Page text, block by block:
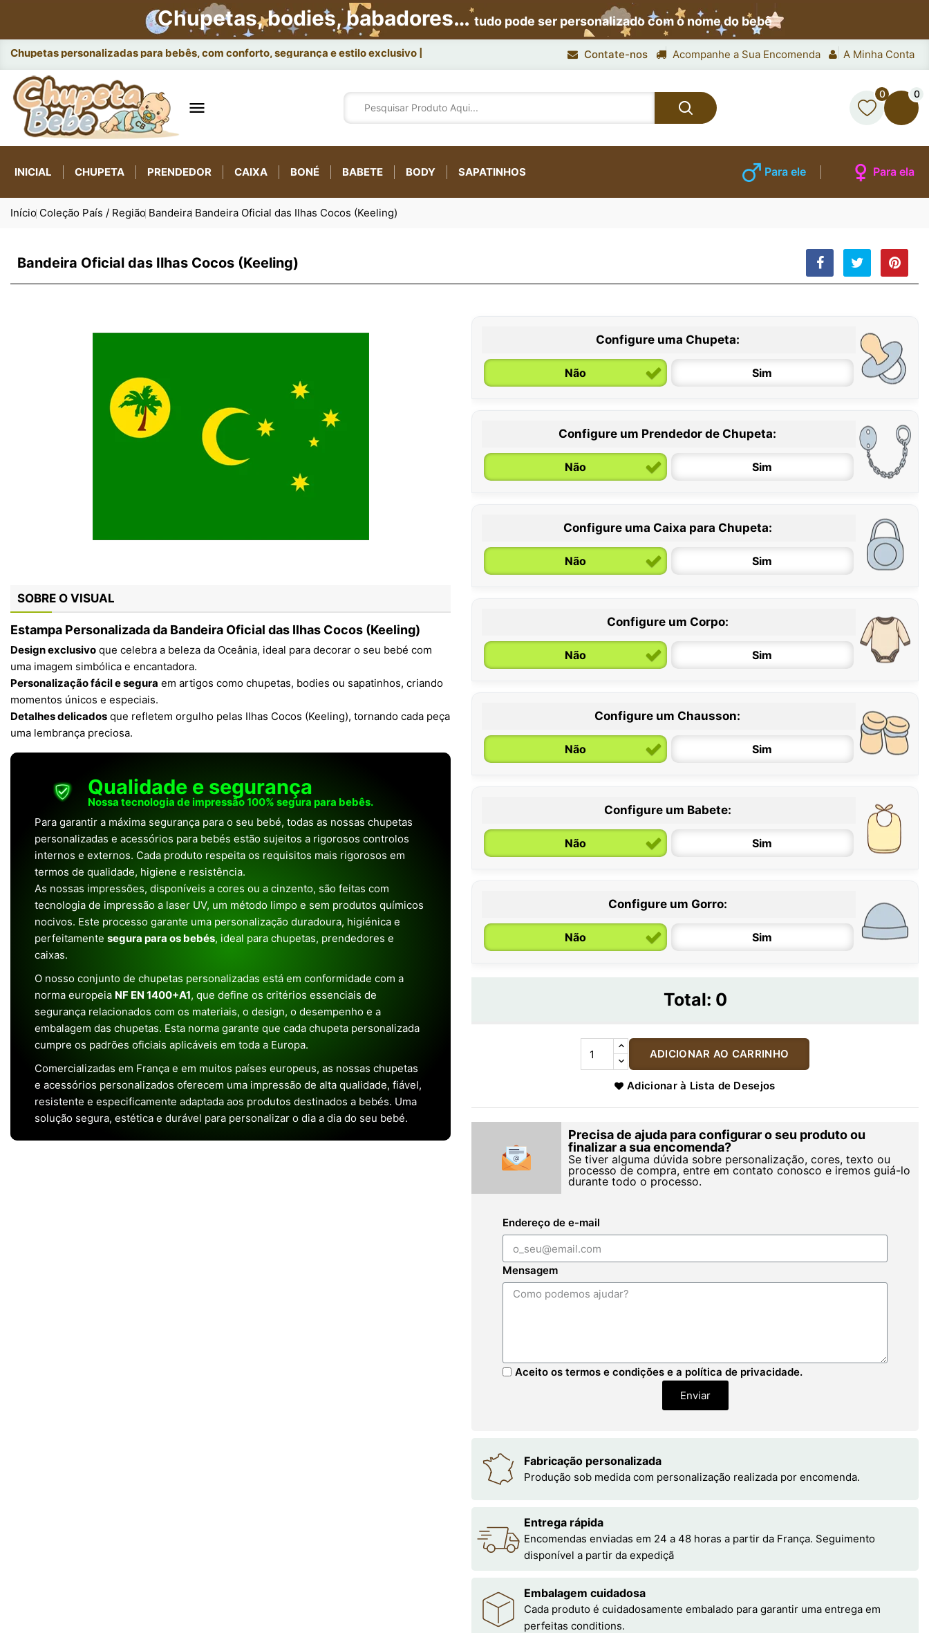
Chupetas, bodies, babadores…tudo pode ser personalizado com o nome do bebê
Chupetas personalizadas para bebês, com conforto, segurança e estilo exclusivo. Contate-nos Acompanhe a Sua Encomenda A Minha Conta

0 0
INICIAL CHUPETA PRENDEDOR CAIXA BONÉ BABETE BODY SAPATINHOS Para ele Para ela
Início Coleção País / Região Bandeira Bandeira Oficial das Ilhas Cocos (Keeling)
Bandeira Oficial das Ilhas Cocos (Keeling)
SOBRE O VISUAL
Estampa Personalizada da Bandeira Oficial das Ilhas Cocos (Keeling)
Design exclusivo que celebra a beleza da Oceânia, ideal para decorar o seu bebé com
uma imagem simbólica e encantadora.
Personalização fácil e segura em artigos como chupetas, bodies ou sapatinhos, criando
momentos únicos e especiais.
Detalhes delicados que refletem orgulho pelas Ilhas Cocos (Keeling), tornando cada peça
uma lembrança preciosa.
Qualidade e segurança
Nossa tecnologia de impressão 100% segura para bebês.
Para garantir a máxima segurança para o seu bebé, todas as nossas chupetas
personalizadas e acessórios para bebés estão sujeitos a rigorosos controlos
internos e externos. Cada produto respeita os requisitos mais rigorosos em
termos de qualidade, higiene e resistência.
As nossas impressões, disponíveis a cores ou a cinzento, são feitas com
tecnologia de impressão a laser UV, um método limpo e sem produtos químicos
nocivos. Este processo garante uma personalização duradoura, higiénica e
perfeitamente segura para os bebés, ideal para chupetas, prendedores e
caixas.
O nosso conjunto de chupetas personalizadas está em conformidade com a
norma europeia NF EN 1400+A1, que define os critérios essenciais de
segurança relacionados com os materiais, o design, o desempenho e a
embalagem das chupetas. Esta norma garante que cada chupeta personalizada
cumpre os padrões oficiais aplicáveis em toda a Europa.
Comercializadas em França e em muitos países europeus, as nossas chupetas
e acessórios personalizados oferecem uma impressão de alta qualidade, fiável,
resistente e especificamente adaptada aos produtos destinados a bebés. Uma
solução segura, estética e durável para personalizar o dia a dia do seu bebé.
Configure uma Chupeta:
Não Sim
0 / 6 meses
Configure um Prendedor de Chupeta:
Não Sim
Configure uma Caixa para Chupeta:
Não Sim
Configure um Corpo:
Não Sim
6 / 12 meses 12 / 18 meses
Configure um Chausson:
Não Sim
Configure um Babete:
Não Sim
Configure um Gorro:
Não Sim
Total: 0
ADICIONAR AO CARRINHO
Adicionar à Lista de Desejos
Precisa de ajuda para configurar o seu produto ou
finalizar a sua encomenda?
Se tiver alguma dúvida sobre personalização, cores, texto ou
processo de compra, entre em contato conosco e iremos guiá-lo
durante todo o processo.
Endereço de e-mail
Mensagem
Aceito os termos e condições e a política de privacidade.
Enviar
Fabricação personalizada
Produção sob medida com personalização realizada por encomenda.
Entrega rápida
Encomendas enviadas em 24 a 48 horas a partir da França. Seguimento
disponível a partir da expediçã
Embalagem cuidadosa
Cada produto é cuidadosamente embalado para garantir uma entrega em
perfeitas conditions.